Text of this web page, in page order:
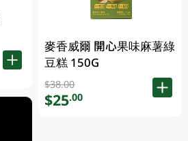
麥香威爾 開心果味麻薯綠
豆糕 150G
$38.00
$25.00